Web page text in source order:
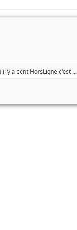
il y a ecrit HorsLigne c'est ...